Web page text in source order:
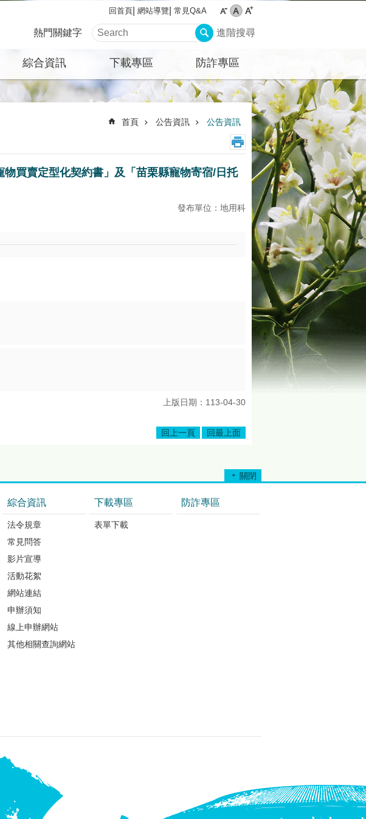
回首頁 網站導覽 常見Q&A
熱門關鍵字 進階搜尋
綜合資訊 下載專區 防詐專區
首頁 公告資訊 公告資訊
買賣定型化契約書」及「苗栗縣寵物寄宿/日托
發布單位：地用科
上版日期：113-04-30
回上一頁 回最上面
關閉
綜合資訊
法令規章
常見問答
影片宣導
活動花絮
網站連結
申辦須知
線上申辦網站
其他相關查詢網站
下載專區
表單下載
防詐專區